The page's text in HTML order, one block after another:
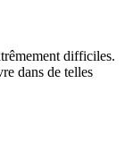
difficiles.
dans de telles